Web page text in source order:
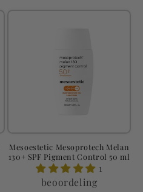
Mesoestetic Mesoprotech Melan
130+ SPF Pigment Control 50 ml
1
beoordeling